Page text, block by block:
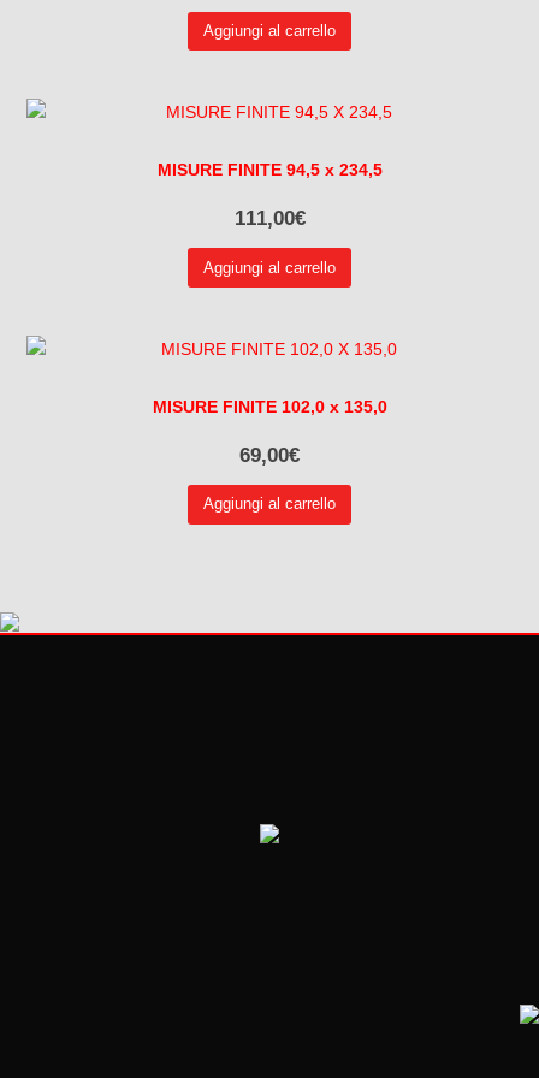
Aggiungi al carrello
MISURE FINITE 94,5 x 234,5
111,00€
Aggiungi al carrello
MISURE FINITE 102,0 x 135,0
69,00€
Aggiungi al carrello